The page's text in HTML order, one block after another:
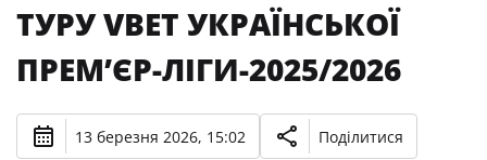
ТУРУ VBET УКРАЇНСЬКОЇ
ПРЕМʼЄР-ЛІГИ-2025/2026
13 березня 2026, 15:02 Поділитися